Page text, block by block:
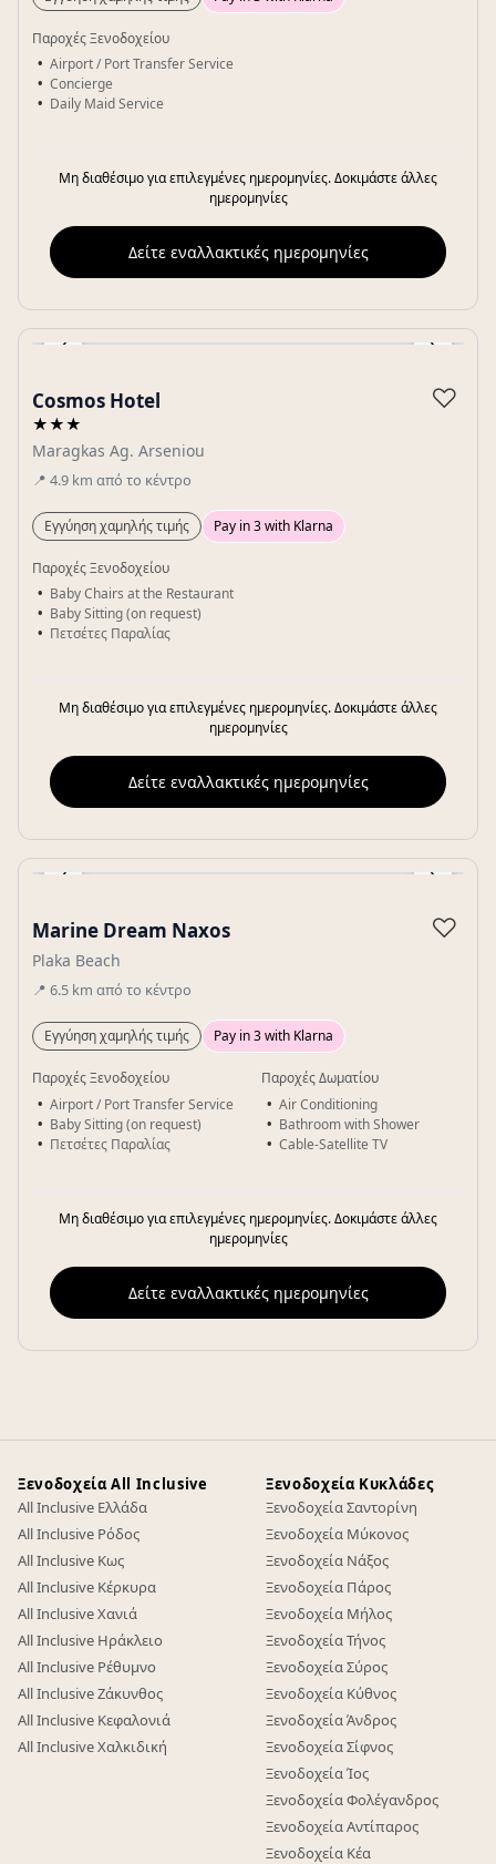
Παροχές Ξενοδοχείου
Airport / Port Transfer Service
Concierge
Daily Maid Service
Μη διαθέσιμο για επιλεγμένες ημερομηνίες. Δοκιμάστε άλλες
ημερομηνίες
Δείτε εναλλακτικές ημερομηνίες
‹ ›
Cosmos Hotel
★★★
Maragkas Ag. Arseniou
📍 4.9 km από το κέντρο
♡
Εγγύηση χαμηλής τιμής Pay in 3 with Klarna
Παροχές Ξενοδοχείου
Baby Chairs at the Restaurant
Baby Sitting (on request)
Πετσέτες Παραλίας
Μη διαθέσιμο για επιλεγμένες ημερομηνίες. Δοκιμάστε άλλες
ημερομηνίες
Δείτε εναλλακτικές ημερομηνίες
‹ ›
Marine Dream Naxos
Plaka Beach
📍 6.5 km από το κέντρο
♡
Εγγύηση χαμηλής τιμής Pay in 3 with Klarna
Παροχές Ξενοδοχείου
Airport / Port Transfer Service
Baby Sitting (on request)
Πετσέτες Παραλίας
Παροχές Δωματίου
Air Conditioning
Bathroom with Shower
Cable-Satellite TV
Μη διαθέσιμο για επιλεγμένες ημερομηνίες. Δοκιμάστε άλλες
ημερομηνίες
Δείτε εναλλακτικές ημερομηνίες
Ξενοδοχεία All Inclusive
All Inclusive Ελλάδα
All Inclusive Ρόδος
All Inclusive Κως
All Inclusive Κέρκυρα
All Inclusive Χανιά
All Inclusive Ηράκλειο
All Inclusive Ρέθυμνο
All Inclusive Ζάκυνθος
All Inclusive Κεφαλονιά
All Inclusive Χαλκιδική
Ξενοδοχεία Κυκλάδες
Ξενοδοχεία Σαντορίνη
Ξενοδοχεία Μύκονος
Ξενοδοχεία Νάξος
Ξενοδοχεία Πάρος
Ξενοδοχεία Μήλος
Ξενοδοχεία Τήνος
Ξενοδοχεία Σύρος
Ξενοδοχεία Κύθνος
Ξενοδοχεία Άνδρος
Ξενοδοχεία Σίφνος
Ξενοδοχεία Ίος
Ξενοδοχεία Φολέγανδρος
Ξενοδοχεία Αντίπαρος
Ξενοδοχεία Κέα